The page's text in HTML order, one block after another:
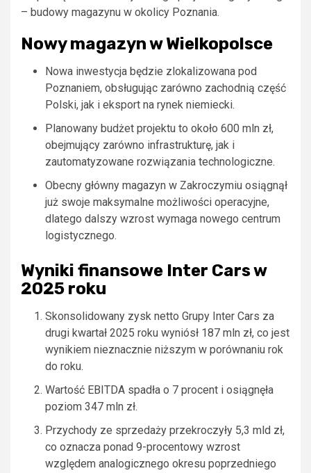
– budowy magazynu w okolicy Poznania.
Nowy magazyn w Wielkopolsce
Nowa inwestycja będzie zlokalizowana pod
Poznaniem, obsługując zarówno zachodnią część
Polski, jak i eksport na rynek niemiecki.
Planowany budżet projektu to około 600 mln zł,
obejmujący zarówno infrastrukturę, jak i
zautomatyzowane rozwiązania technologiczne.
Obecny główny magazyn w Zakroczymiu osiągnął
już swoje maksymalne możliwości operacyjne,
dlatego dalszy wzrost wymaga nowego centrum
logistycznego.
Wyniki finansowe Inter Cars w
2025 roku
Skonsolidowany zysk netto Grupy Inter Cars za
drugi kwartał 2025 roku wyniósł 187 mln zł, co jest
wynikiem nieznacznie niższym w porównaniu rok
do roku.
Wartość EBITDA spadła o 7 procent i osiągnęła
poziom 347 mln zł.
Przychody ze sprzedaży przekroczyły 5,3 mld zł,
co oznacza ponad 9-procentowy wzrost
względem analogicznego okresu poprzedniego